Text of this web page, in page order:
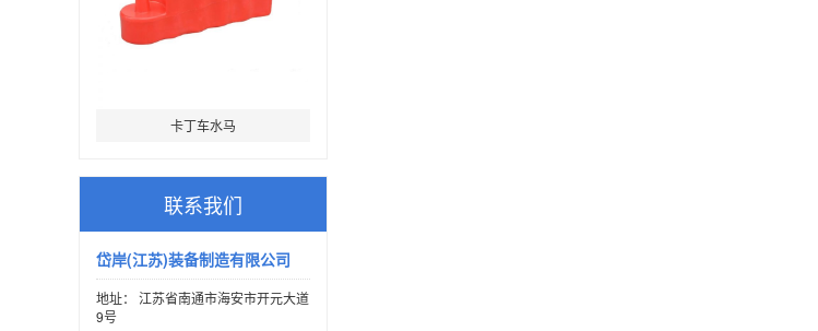
卡丁车水马
联系我们
岱岸(江苏)装备制造有限公司
地址： 江苏省南通市海安市开元大道
9号